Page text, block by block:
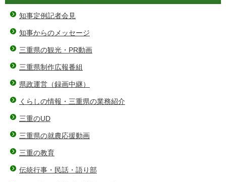
知事定例記者会見
知事からのメッセージ
三重県の観光・PR動画
三重県制作広報番組
県政運営（録画中継）
くらしの情報・三重県の業務紹介
三重のUD
三重県の就農応援動画
三重の教育
伝統行事・民話・語り部